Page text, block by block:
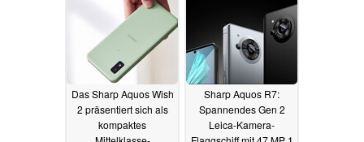
Das Sharp Aquos Wish
2 präsentiert sich als
kompaktes
Sharp Aquos R7:
Spannendes Gen 2
Leica-Kamera-